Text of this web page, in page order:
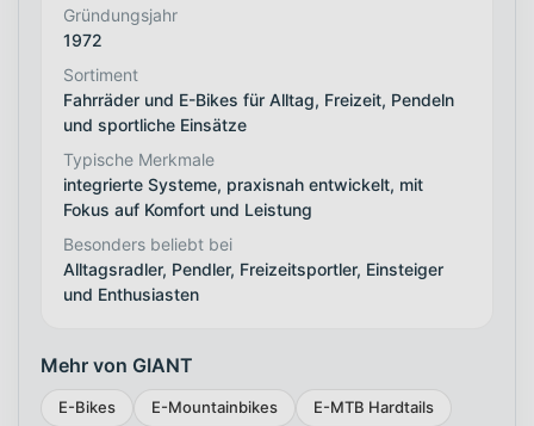
Gründungsjahr
1972
Sortiment
Fahrräder und E-Bikes für Alltag, Freizeit, Pendeln
und sportliche Einsätze
Typische Merkmale
integrierte Systeme, praxisnah entwickelt, mit
Fokus auf Komfort und Leistung
Besonders beliebt bei
Alltagsradler, Pendler, Freizeitsportler, Einsteiger
und Enthusiasten
Mehr von GIANT
E-Bikes E-Mountainbikes
E-MTB Hardtails